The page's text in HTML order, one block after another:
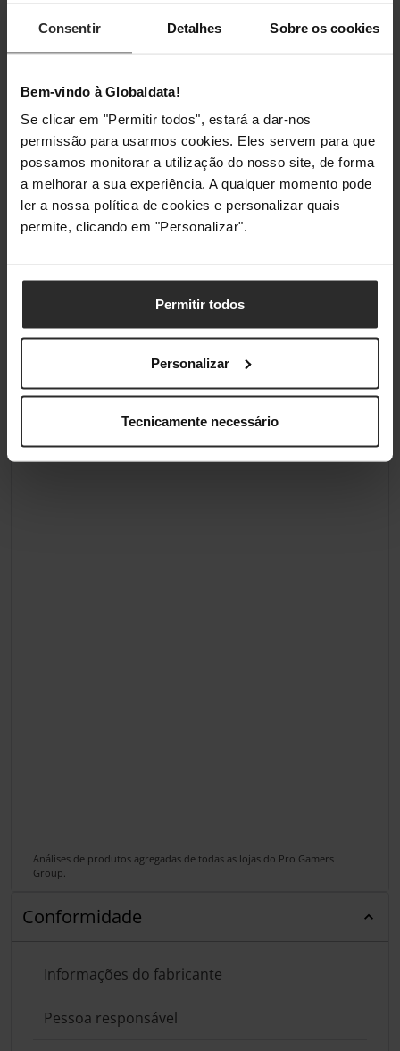
Consentir Detalhes Sobre os cookies
Bem-vindo à Globaldata!
Se clicar em "Permitir todos", estará a dar-nos
permissão para usarmos cookies. Eles servem para que
possamos monitorar a utilização do nosso site, de forma
a melhorar a sua experiência. A qualquer momento pode
ler a nossa política de cookies e personalizar quais
permite, clicando em "Personalizar".
Permitir todos
Personalizar
Tecnicamente necessário
Iluminação /
Cor de
Rgb
Classificações
Análises de produtos agregadas de todas as lojas do Pro Gamers
Group.
Conformidade
Informações do fabricante
Pessoa responsável